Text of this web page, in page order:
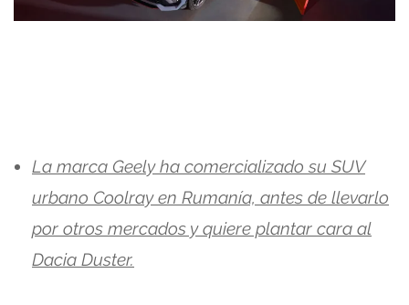
La marca Geely ha comercializado su SUV
urbano Coolray en Rumanía, antes de llevarlo
por otros mercados y quiere plantar cara al
Dacia Duster.